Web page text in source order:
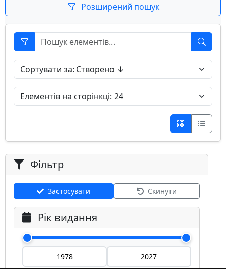
Розширений пошук
Фільтр
Застосувати Скинути
Рік видання